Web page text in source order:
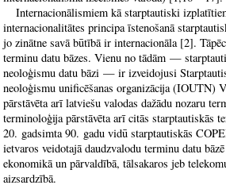
Internacionālismiem kā starptautiski
internacionalitātes principa īstenošanā
jo zinātne savā būtībā ir internacionāla [2].
terminu datu bāzes. Vienu no tādām —
neoloģismu datu bāzi — ir izveidojusi
neoloģismu unificēšanas organizācija (IOUTN)
pārstāvēta arī latviešu valodas dažādu nozaru
terminoloģija pārstāvēta arī citās starptautiskās
20. gadsimta 90. gadu vidū starptautiskās
ietvaros veidotajā daudzvalodu terminu datu
ekonomikā un pārvaldībā, tālsakaros jeb
aizsardzībā.